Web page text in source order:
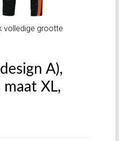
volledige grootte
A),
XL,